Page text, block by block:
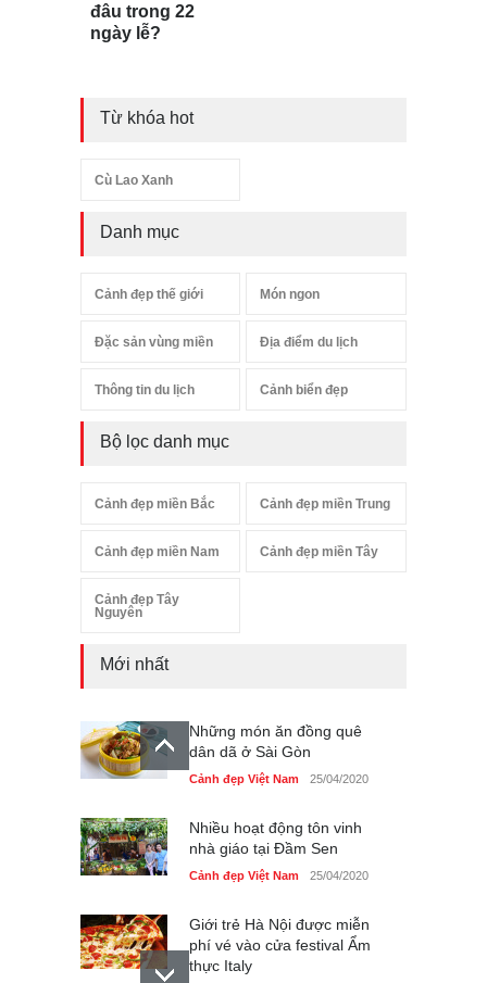
đâu trong 22
ngày lễ?
Từ khóa hot
Cù Lao Xanh
Danh mục
Cảnh đẹp thế giới Món ngon
Đặc sản vùng miền Địa điểm du lịch
Thông tin du lịch Cảnh biển đẹp
Bộ lọc danh mục
Cảnh đẹp miền Bắc Cảnh đẹp miền Trung
Cảnh đẹp miền Nam Cảnh đẹp miền Tây
Cảnh đẹp Tây
Nguyên
Mới nhất
Những món ăn đồng quê
dân dã ở Sài Gòn
Cảnh đẹp Việt Nam 25/04/2020
Nhiều hoạt động tôn vinh
nhà giáo tại Đầm Sen
Cảnh đẹp Việt Nam 25/04/2020
Giới trẻ Hà Nội được miễn
phí vé vào cửa festival Ẩm
thực Italy